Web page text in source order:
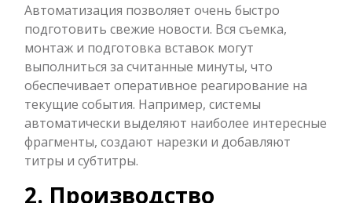
Автоматизация позволяет очень быстро
подготовить свежие новости. Вся съемка,
монтаж и подготовка вставок могут
выполниться за считанные минуты, что
обеспечивает оперативное реагирование на
текущие события. Например, системы
автоматически выделяют наиболее интересные
фрагменты, создают нарезки и добавляют
титры и субтитры.
2. Производство